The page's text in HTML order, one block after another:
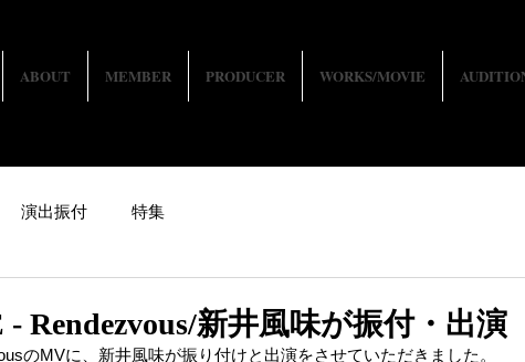
ABOUT MEMBER PRODUCER WORKS/MOVIE
演出振付 特集
Rendezvous/新井風味が振付・出演
のMVに、新井風味が振り付けと出演をさせていただきました。